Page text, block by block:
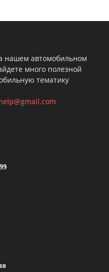
нашем автомобильном
много полезной
тематику